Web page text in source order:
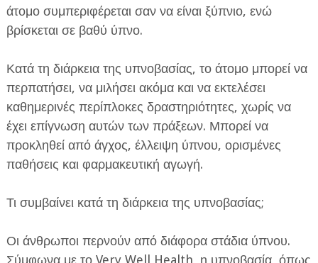
ΕΦΗΜΕΡΙΔΑ Η ΠΑΡΓΑ
ΠΛΗΡΟΦΟΡΙΕΣ
άτομο συμπεριφέρεται σαν να είναι ξύπνιο, ενώ
βρίσκεται σε βαθύ ύπνο.
Κατά τη διάρκεια της υπνοβασίας, το άτομο μπορεί να
περπατήσει, να μιλήσει ακόμα και να εκτελέσει
καθημερινές περίπλοκες δραστηριότητες, χωρίς να
έχει επίγνωση αυτών των πράξεων. Μπορεί να
προκληθεί από άγχος, έλλειψη ύπνου, ορισμένες
παθήσεις και φαρμακευτική αγωγή.
Τι συμβαίνει κατά τη διάρκεια της υπνοβασίας;
Οι άνθρωποι περνούν από διάφορα στάδια ύπνου.
Σύμφωνα με το Very Well Health, η υπνοβασία, όπως